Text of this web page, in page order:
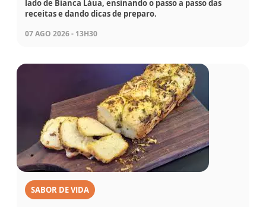
lado de Bianca Láua, ensinando o passo a passo das
receitas e dando dicas de preparo.
07 AGO 2026 - 13H30
SABOR DE VIDA